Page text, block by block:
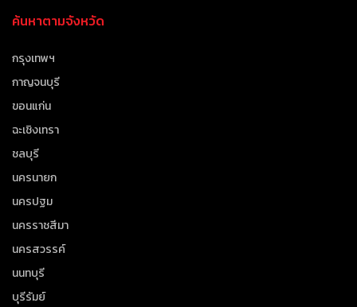
ค้นหาตามจังหวัด
กรุงเทพฯ
กาญจนบุรี
ขอนแก่น
ฉะเชิงเทรา
ชลบุรี
นครนายก
นครปฐม
นครราชสีมา
นครสวรรค์
นนทบุรี
บุรีรัมย์